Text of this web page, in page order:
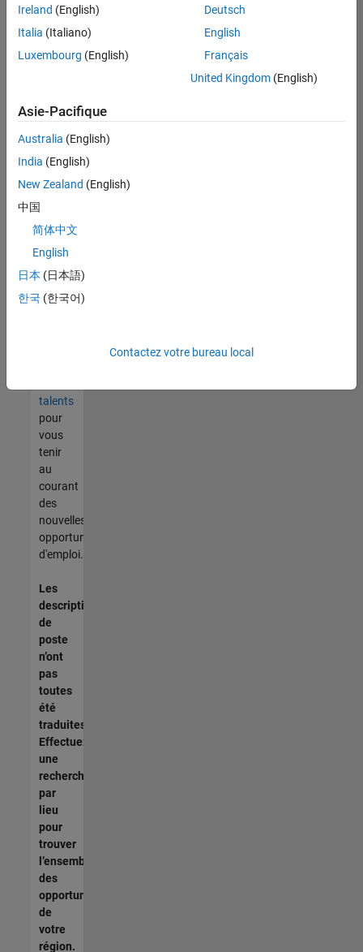
recherche
ou
afficher
l’ensemble
d'emploi.
malgré
tout
vous
trouvez
pas
d'offre
corresponde
à vos
talents
pour
vous
tenir
au
courant
des
nouvelles
opportunités
d'emploi.
Les
descriptions
de
poste
n’ont
pas
toutes
été
traduites.
Effectuez
une
recherche
par
lieu
pour
trouver
l’ensemble
des
opportunités
de
votre
région.
Ireland (English)
Italia (Italiano)
Luxembourg (English)
Deutsch
English
Français
United Kingdom(English)
Asie-Pacifique
Australia (English)
India (English)
New Zealand (English)
中国
简体中文
English
日本 (日本語)
한국 (한국어)
Contactez votre bureau local